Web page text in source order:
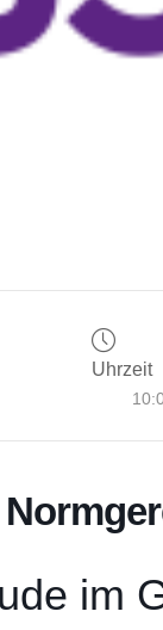
Uhrzeit
im